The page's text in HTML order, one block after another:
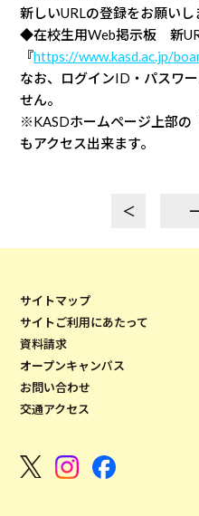
新しいURLの登録をお願いし
◆在校生用Web掲示板 新
『https://www.kasd.ac.jp/
なお、ログインID・パスワ
せん。
※KASDホームページ上部の
もアクセス出来ます。
＜
サイトマップ
サイトご利用にあたって
資料請求
オープンキャンパス
お問い合わせ
交通アクセス